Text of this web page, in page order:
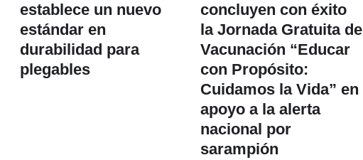
establece un nuevo
estándar en
durabilidad para
plegables
concluyen con éxito
la Jornada Gratuita de
Vacunación “Educar
con Propósito:
Cuidamos la Vida” en
apoyo a la alerta
nacional por
sarampión